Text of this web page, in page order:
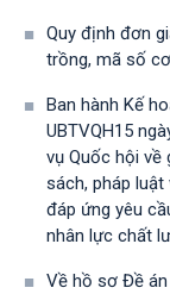
Quy định đơn
trồng, mã số
Ban hành Kế
UBTVQH15
vụ Quốc hội về
sách, pháp
đáp ứng yêu
nhân lực chất
Về hồ sơ Đề